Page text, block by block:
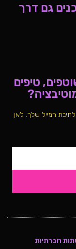
גם דרך
טיפים
לתיבת המייל שלך. לאן
חברתיות